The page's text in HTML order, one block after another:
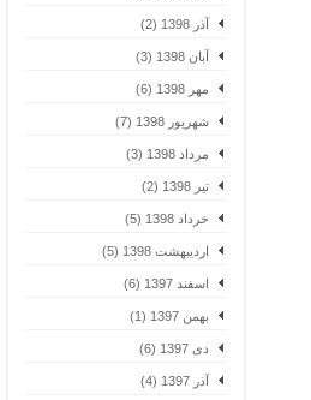
آذر 1398 (2)
آبان 1398 (3)
مهر 1398 (6)
شهریور 1398 (7)
مرداد 1398 (3)
تیر 1398 (2)
خرداد 1398 (5)
اردیبهشت 1398 (5)
اسفند 1397 (6)
بهمن 1397 (1)
دی 1397 (6)
آذر 1397 (4)